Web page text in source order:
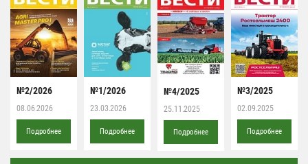
№2/2026
08.06.2026
Подробнее
№1/2026
23.03.2026
Подробнее
№4/2025
25.11.2025
Подробнее
№3/2025
02.09.2025
Подробнее